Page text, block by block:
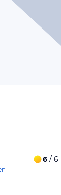
6 / 6